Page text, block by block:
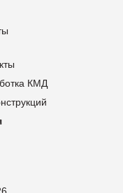
КМД